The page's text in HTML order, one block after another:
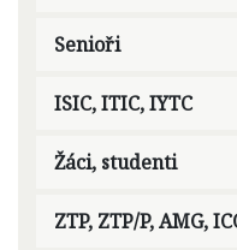
Senioři
ISIC, ITIC, IYTC
Žáci, studenti
ZTP, ZTP/P, AMG,